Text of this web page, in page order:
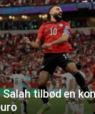
tilbød en